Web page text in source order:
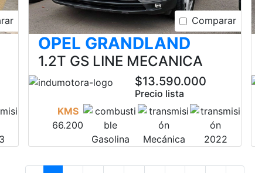
Comparar
OPEL GRANDLAND
1.2T GS LINE MECANICA
$13.590.000
Precio lista
KMS
66.200
Gasolina
Mecánica 2022